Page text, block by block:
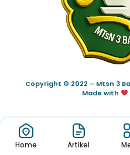
Copyright © 2022 – Mtsn 3
Made with
Home Artikel